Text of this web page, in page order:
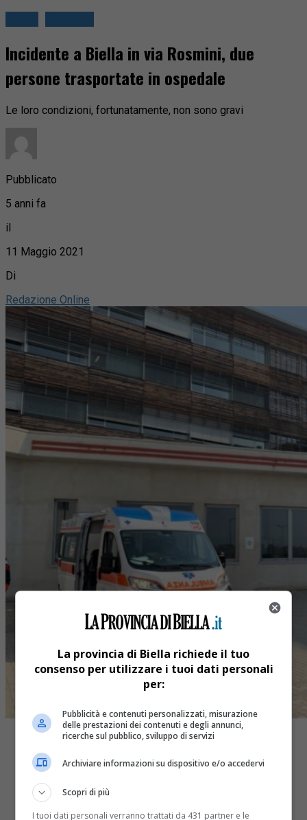
Incidente a Biella in via Rosmini, due
persone trasportate in ospedale
Le loro condizioni, fortunatamente, non sono gravi
Pubblicato
5 anni fa
il
11 Maggio 2021
Di
Redazione Online
Share
Tweet
La provincia di Biella richiede il tuo
consenso per utilizzare i tuoi dati personali
per:
Pubblicità e contenuti personalizzati, misurazione
delle prestazioni dei contenuti e degli annunci,
ricerche sul pubblico, sviluppo di servizi
Archiviare informazioni su dispositivo e/o accedervi
Scopri di più
I tuoi dati personali verranno trattati da 431 partner e le